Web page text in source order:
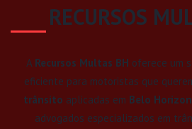
RECURSOS
A Recursos Multas BH oferece um
eficiente para motoristas que
trânsito aplicadas em Belo
advogados especializados em